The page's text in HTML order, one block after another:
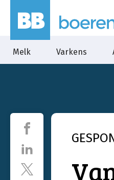
Melk Varkens